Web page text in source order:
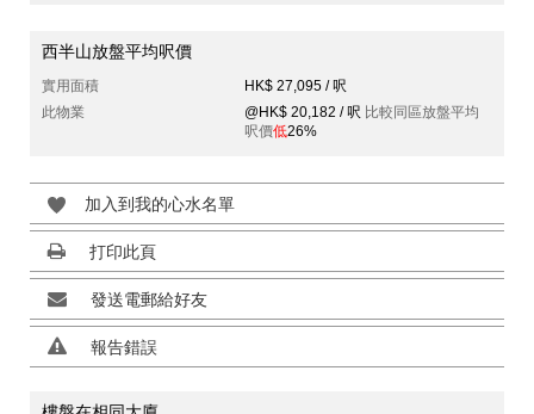
西半山放盤平均呎價
實用面積
HK$ 27,095 / 呎
此物業
@HK$ 20,182 / 呎 比較同區放盤平均
呎價低26%
加入到我的心水名單
打印此頁
發送電郵給好友
報告錯誤